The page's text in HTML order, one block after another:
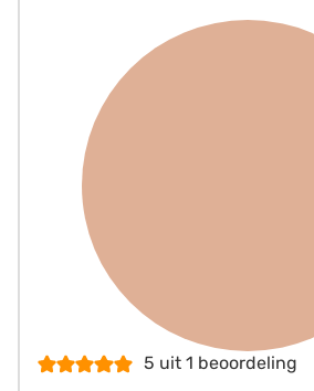
5 uit 1 beoordeling